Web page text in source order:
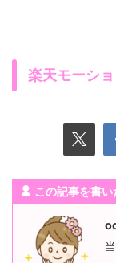
楽天モーシ
この記事を書い